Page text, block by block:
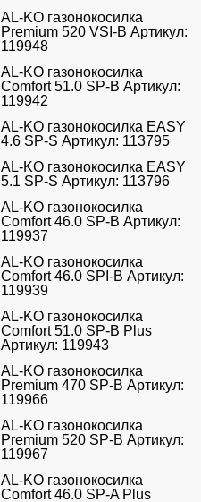
AL-KO газонокосилка
Premium 520 VSI-B Артикул:
119948
AL-KO газонокосилка
Comfort 51.0 SP-B Артикул:
119942
AL-KO газонокосилка EASY
4.6 SP-S Артикул: 113795
AL-KO газонокосилка EASY
5.1 SP-S Артикул: 113796
AL-KO газонокосилка
Comfort 46.0 SP-B Артикул:
119937
AL-KO газонокосилка
Comfort 46.0 SPI-B Артикул:
119939
AL-KO газонокосилка
Comfort 51.0 SP-B Plus
Артикул: 119943
AL-KO газонокосилка
Premium 470 SP-B Артикул:
119966
AL-KO газонокосилка
Premium 520 SP-B Артикул:
119967
AL-KO газонокосилка
Comfort 46.0 SP-A Plus